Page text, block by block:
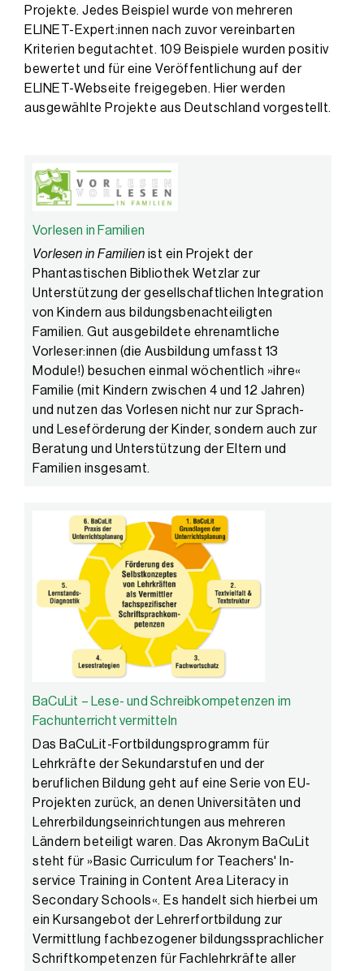
Projekte. Jedes Beispiel wurde von mehreren
ELINET-Expert:innen nach zuvor vereinbarten
Kriterien begutachtet. 109 Beispiele wurden positiv
bewertet und für eine Veröffentlichung auf der
ELINET-Webseite freigegeben. Hier werden
ausgewählte Projekte aus Deutschland vorgestellt.
Vorlesen in Familien
Vorlesen in Familien ist ein Projekt der
Phantastischen Bibliothek Wetzlar zur
Unterstützung der gesellschaftlichen Integration
von Kindern aus bildungsbenachteiligten
Familien. Gut ausgebildete ehrenamtliche
Vorleser:innen (die Ausbildung umfasst 13
Module!) besuchen einmal wöchentlich »ihre«
Familie (mit Kindern zwischen 4 und 12 Jahren)
und nutzen das Vorlesen nicht nur zur Sprach-
und Leseförderung der Kinder, sondern auch zur
Beratung und Unterstützung der Eltern und
Familien insgesamt.
BaCuLit – Lese- und Schreibkompetenzen im
Fachunterricht vermitteln
Das BaCuLit-Fortbildungsprogramm für
Lehrkräfte der Sekundarstufen und der
beruflichen Bildung geht auf eine Serie von EU-
Projekten zurück, an denen Universitäten und
Lehrerbildungseinrichtungen aus mehreren
Ländern beteiligt waren. Das Akronym BaCuLit
steht für »Basic Curriculum for Teachers' In-
service Training in Content Area Literacy in
Secondary Schools«. Es handelt sich hierbei um
ein Kursangebot der Lehrerfortbildung zur
Vermittlung fachbezogener bildungssprachlicher
Schriftkompetenzen für Fachlehrkräfte aller